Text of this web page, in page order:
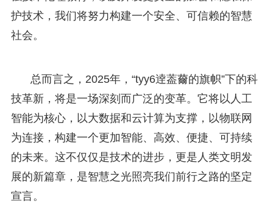
护技术，我们将努力构建一个安全、可信赖的智慧
社会。
总而言之，2025年，“tyy6逹葢薾的旗帜”下的科
技革新，将是一场深刻而广泛的变革。它将以人工
智能为核心，以大数据和云计算为支撑，以物联网
为连接，构建一个更加智能、高效、便捷、可持续
的未来。这不仅仅是技术的进步，更是人类文明发
展的新篇章，是智慧之光照亮我们前行之路的坚定
宣言。